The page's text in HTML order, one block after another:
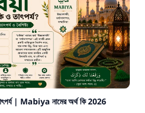
তাৎপর্য | Mabiya নামের অর্থ কি 2026